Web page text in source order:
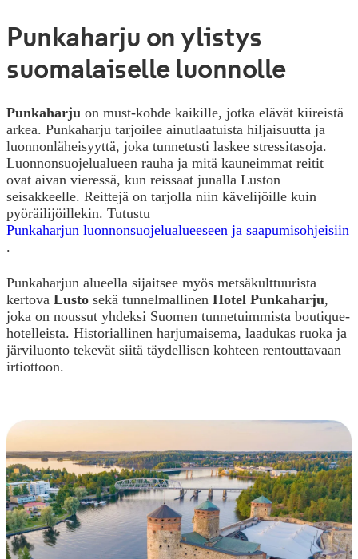
Punkaharju on ylistys
suomalaiselle luonnolle
Punkaharju on must-kohde kaikille, jotka elävät kiireistä
arkea. Punkaharju tarjoilee ainutlaatuista hiljaisuutta ja
luonnonläheisyyttä, joka tunnetusti laskee stressitasoja.
Luonnonsuojelualueen rauha ja mitä kauneimmat reitit
ovat aivan vieressä, kun reissaat junalla Luston
seisakkeelle. Reittejä on tarjolla niin kävelijöille kuin
pyöräilijöillekin. Tutustu
Punkaharjun luonnonsuojelualueeseen ja saapumisohjeisiin
.
Punkaharjun alueella sijaitsee myös metsäkulttuurista
kertova Lusto sekä tunnelmallinen Hotel Punkaharju,
joka on noussut yhdeksi Suomen tunnetuimmista boutique-
hotelleista. Historiallinen harjumaisema, laadukas ruoka ja
järviluonto tekevät siitä täydellisen kohteen rentouttavaan
irtiottoon.